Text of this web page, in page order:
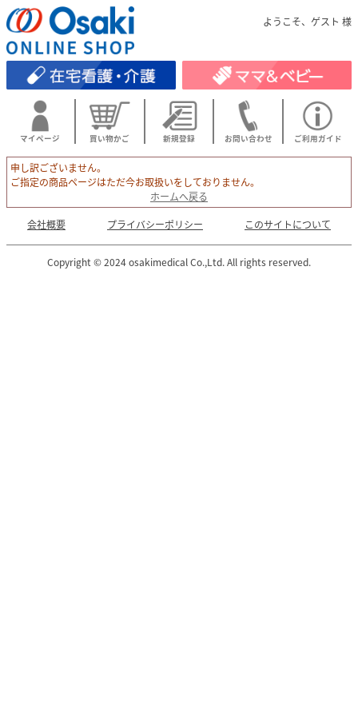
ようこそ、ゲスト 様
マイページ 買い物かご 新規登録 お問い合わせ ご利用ガイド
申し訳ございません。
ご指定の商品ページはただ今お取扱いをしておりません。
ホームへ戻る
会社概要 プライバシーポリシー このサイトについて
Copyright © 2024 osakimedical Co.,Ltd. All rights reserved.